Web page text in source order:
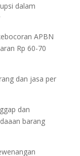
dalam
APBN
Rp 60-70
dan jasa per
dan
barang